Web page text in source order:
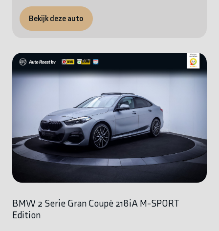
Bekijk deze auto
BMW 2 Serie Gran Coupé 218iA M-SPORT
Edition